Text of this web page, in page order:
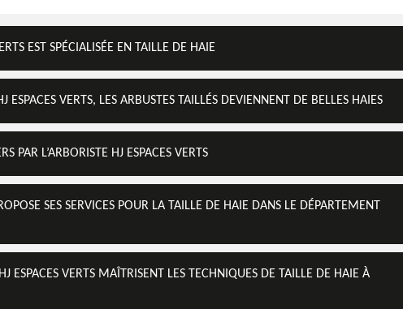
EST SPÉCIALISÉE EN TAILLE DE HAIE
ESPACES VERTS, LES ARBUSTES TAILLÉS DEVIENNENT DE BELLES HAIES
PAR L’ARBORISTE HJ ESPACES VERTS
SES SERVICES POUR LA TAILLE DE HAIE DANS LE DÉPARTEMENT
ESPACES VERTS MAÎTRISENT LES TECHNIQUES DE TAILLE DE HAIE À